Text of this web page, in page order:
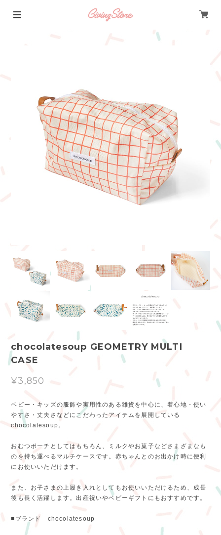
chocolatesoup GEOMETRY MULTI
CASE
¥3,850
ベビー・キッズの服飾や実用性のある雑貨を中心に、着心地・使い
やすさ・丈夫さなどにこだわったアイテムを展開している
chocolatesoup。
おむつポーチとしてはもちろん、ミルクやお菓子などさまざまなも
のを持ち運べるマルチケースです。赤ちゃんとのお出かけ時に便利
にお使いいただけます。
また、お子さまの上履き入れとしてもお使いいただけるため、成長
後も長く活躍します。出産祝いやベビーギフトにもおすすめです。
■ブランド chocolatesoup